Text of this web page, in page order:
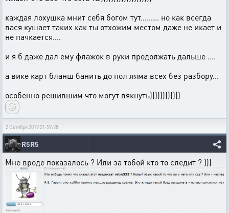
каждая лохушка мнит себя богом тут......... но как всегда
вася кушает таких как ты отхожим местом даже не икает и
не пачкается....
и я б даже дал ему флажок в руки продолжать дальше ....
а вике карт бланш банить до пол ляма всех без разбору...
особенно решившим что могут вякнуть))))))))))))
2 Октября 2019 21:59:28
R5R5
Мне вроде показалось ? Или за тобой кто то следит ? )))